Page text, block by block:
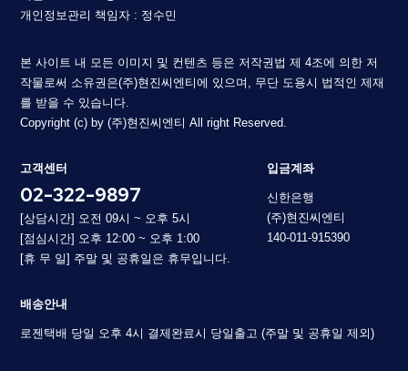
개인정보관리 책임자 : 정수민
본 사이트 내 모든 이미지 및 컨텐츠 등은 저작권법 제 4조에 의한 저
작물로써 소유권은(주)현진씨엔티에 있으며, 무단 도용시 법적인 제재
를 받을 수 있습니다.
Copyright (c) by (주)현진씨엔티 All right Reserved.
고객센터
02-322-9897
[상담시간] 오전 09시 ~ 오후 5시
[점심시간] 오후 12:00 ~ 오후 1:00
[휴 무 일] 주말 및 공휴일은 휴무입니다.
입금계좌
신한은행
(주)현진씨엔티
140-011-915390
배송안내
로젠택배 당일 오후 4시 결제완료시 당일출고 (주말 및 공휴일 제외)